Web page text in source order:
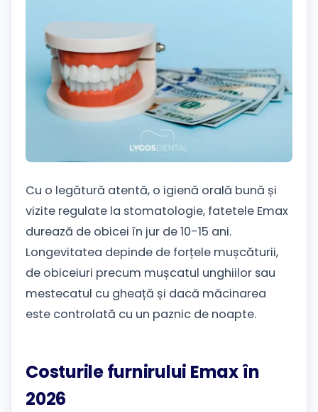
Cu o legătură atentă, o igienă orală bună și
vizite regulate la stomatologie, fatetele Emax
durează de obicei în jur de 10-15 ani.
Longevitatea depinde de forțele mușcăturii,
de obiceiuri precum mușcatul unghiilor sau
mestecatul cu gheață și dacă măcinarea
este controlată cu un paznic de noapte.
Costurile furnirului Emax în
2026